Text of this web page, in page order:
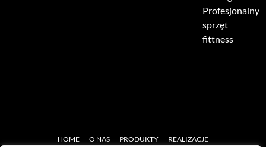
Profesjonalny
sprzęt
fittness
HOME O NAS PRODUKTY REALIZACJE